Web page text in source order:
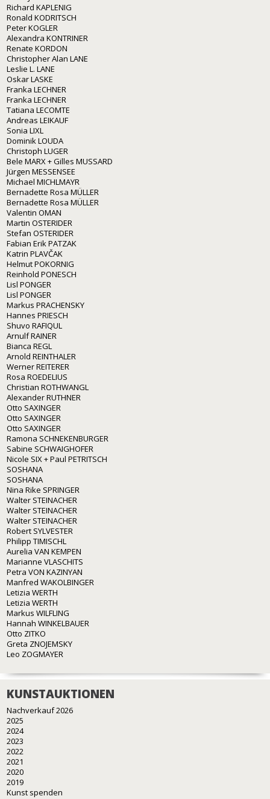
Richard KAPLENIG
Ronald KODRITSCH
Peter KOGLER
Alexandra KONTRINER
Renate KORDON
Christopher Alan LANE
Leslie L. LANE
Oskar LASKE
Franka LECHNER
Franka LECHNER
Tatiana LECOMTE
Andreas LEIKAUF
Sonia LIXL
Dominik LOUDA
Christoph LUGER
Bele MARX + Gilles MUSSARD
Jürgen MESSENSEE
Michael MICHLMAYR
Bernadette Rosa MÜLLER
Bernadette Rosa MÜLLER
Valentin OMAN
Martin OSTERIDER
Stefan OSTERIDER
Fabian Erik PATZAK
Katrin PLAVČAK
Helmut POKORNIG
Reinhold PONESCH
Lisl PONGER
Lisl PONGER
Markus PRACHENSKY
Hannes PRIESCH
Shuvo RAFIQUL
Arnulf RAINER
Bianca REGL
Arnold REINTHALER
Werner REITERER
Rosa ROEDELIUS
Christian ROTHWANGL
Alexander RUTHNER
Otto SAXINGER
Otto SAXINGER
Otto SAXINGER
Ramona SCHNEKENBURGER
Sabine SCHWAIGHOFER
Nicole SIX + Paul PETRITSCH
SOSHANA
SOSHANA
Nina Rike SPRINGER
Walter STEINACHER
Walter STEINACHER
Walter STEINACHER
Robert SYLVESTER
Philipp TIMISCHL
Aurelia VAN KEMPEN
Marianne VLASCHITS
Petra VON KAZINYAN
Manfred WAKOLBINGER
Letizia WERTH
Letizia WERTH
Markus WILFLING
Hannah WINKELBAUER
Otto ZITKO
Greta ZNOJEMSKY
Leo ZOGMAYER
KUNSTAUKTIONEN
Nachverkauf 2026
2025
2024
2023
2022
2021
2020
2019
Kunst spenden